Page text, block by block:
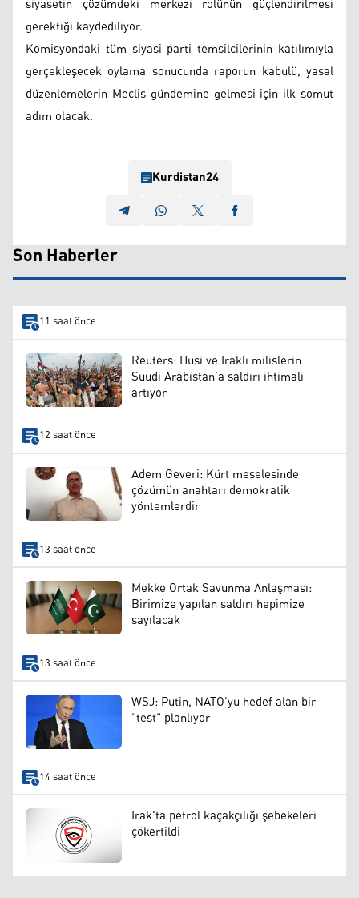
gerektiği kaydediliyor.
Komisyondaki tüm siyasi parti temsilcilerinin katılımıyla
gerçekleşecek oylama sonucunda raporun kabulü, yasal
düzenlemelerin Meclis gündemine gelmesi için ilk somut
adım olacak.
Kurdistan24
Son Haberler
11 saat önce
Reuters: Husi ve Iraklı milislerin
Suudi Arabistan’a saldırı ihtimali
artıyor
12 saat önce
Adem Geveri: Kürt meselesinde
çözümün anahtarı demokratik
yöntemlerdir
13 saat önce
Mekke Ortak Savunma Anlaşması:
Birimize yapılan saldırı hepimize
sayılacak
13 saat önce
WSJ: Putin, NATO'yu hedef alan bir
"test" planlıyor
14 saat önce
Irak'ta petrol kaçakçılığı şebekeleri
çökertildi